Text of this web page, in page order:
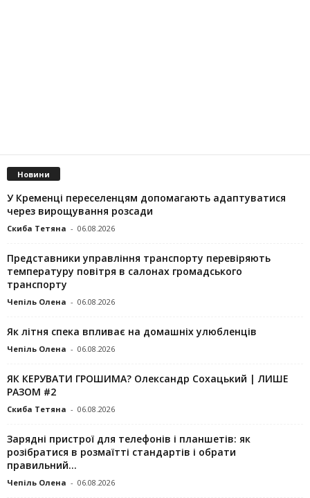
Новини
У Кременці переселенцям допомагають адаптуватися
через вирощування розсади
Скиба Тетяна - 06.08.2026
Представники управління транспорту перевіряють
температуру повітря в салонах громадського
транспорту
Чепіль Олена - 06.08.2026
Як літня спека впливає на домашніх улюбленців
Чепіль Олена - 06.08.2026
ЯК КЕРУВАТИ ГРОШИМА? Олександр Сохацький | ЛИШЕ
РАЗОМ #2
Скиба Тетяна - 06.08.2026
Зарядні пристрої для телефонів і планшетів: як
розібратися в розмаїтті стандартів і обрати
правильний...
Чепіль Олена - 06.08.2026